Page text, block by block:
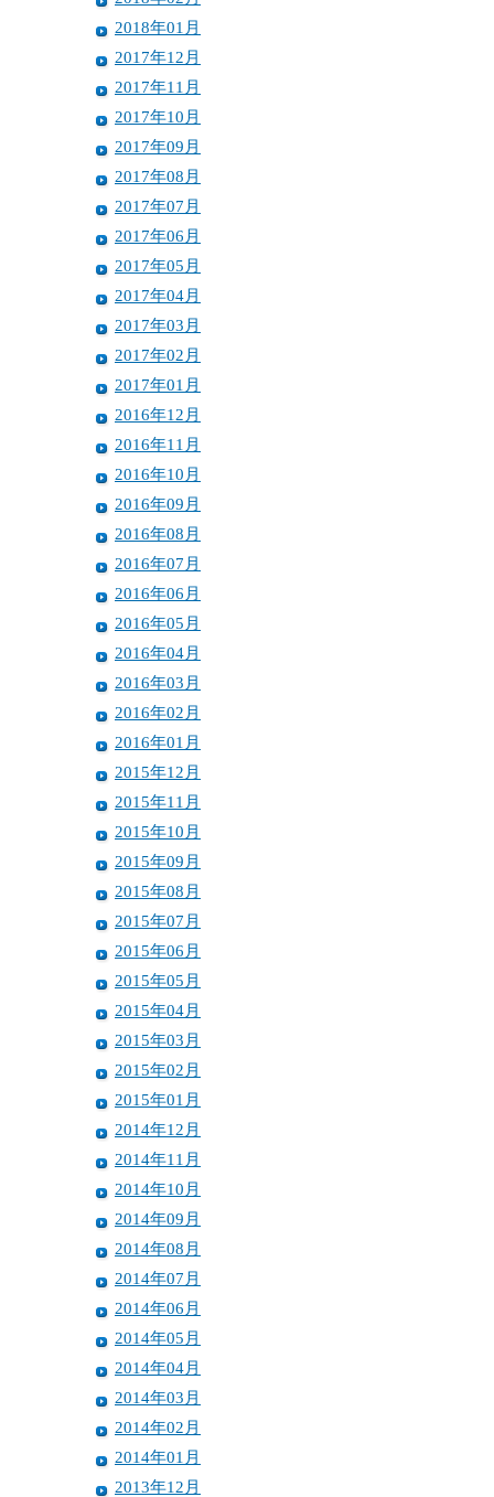
2018年01月
2017年12月
2017年11月
2017年10月
2017年09月
2017年08月
2017年07月
2017年06月
2017年05月
2017年04月
2017年03月
2017年02月
2017年01月
2016年12月
2016年11月
2016年10月
2016年09月
2016年08月
2016年07月
2016年06月
2016年05月
2016年04月
2016年03月
2016年02月
2016年01月
2015年12月
2015年11月
2015年10月
2015年09月
2015年08月
2015年07月
2015年06月
2015年05月
2015年04月
2015年03月
2015年02月
2015年01月
2014年12月
2014年11月
2014年10月
2014年09月
2014年08月
2014年07月
2014年06月
2014年05月
2014年04月
2014年03月
2014年02月
2014年01月
2013年12月